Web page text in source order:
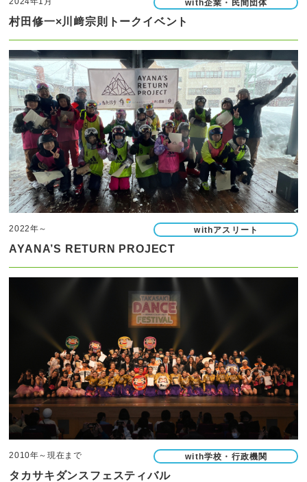
with企業・民間団体
村田修一×川﨑宗則トークイベント
2022年～ withアスリート
AYANA’S RETURN PROJECT
2010年～現在まで with学校・行政機関
タカサキダンスフェスティバル